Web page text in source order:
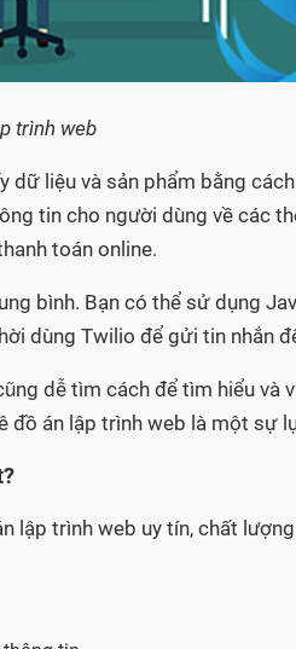
trình web
dữ liệu và sản phẩm bằng
tin cho người dùng về các
toán online.
bình. Bạn có thể sử dụng
dùng Twilio để gửi tin nhắn
dễ tìm cách để tìm hiểu và
án lập trình web là một sự
lập trình web uy tín, chất